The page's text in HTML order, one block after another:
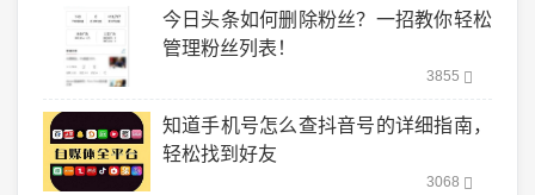
今日头条如何删除粉丝？一招教你轻松
管理粉丝列表！
3855
知道手机号怎么查抖音号的详细指南，
轻松找到好友
3068